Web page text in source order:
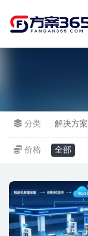
分类 解决方案
价格 全部